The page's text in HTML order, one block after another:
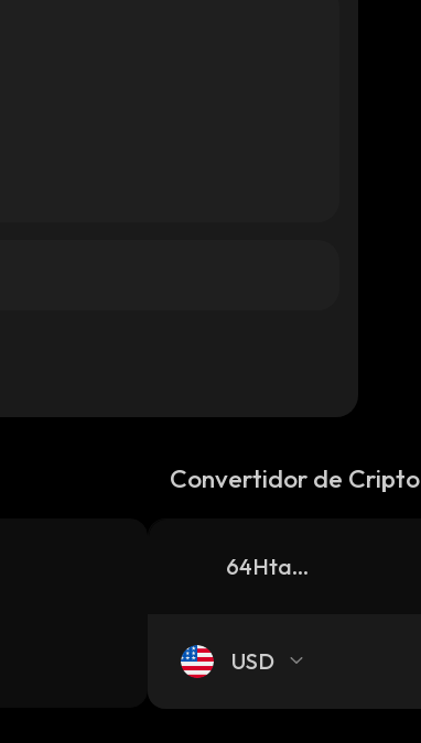
Convertidor de Cripto
64HtatouXwudFL2UV5mcLEC8V6tp9Y7bykZV9GxPJ8sx_solana
USD